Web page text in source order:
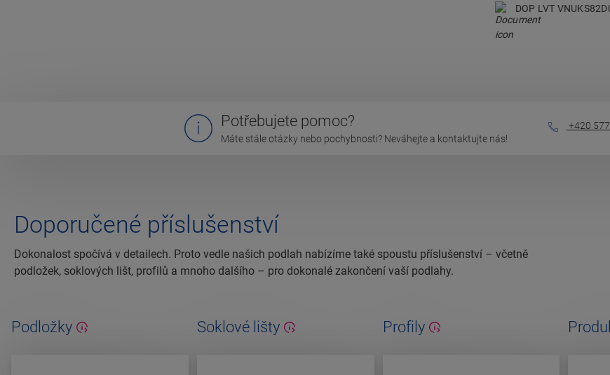
DOP LVT
Potřebujete pomoc?
Máte stále otázky nebo pochybnosti? Neváhejte a kontaktujte nás!
+420
Doporučené příslušenství
Dokonalost spočívá v detailech. Proto vedle našich podlah nabízíme také spoustu příslušenství – včetně
podložek, soklových lišt, profilů a mnoho dalšího – pro dokonalé zakončení vaší podlahy.
Podložky Soklové lišty Profily